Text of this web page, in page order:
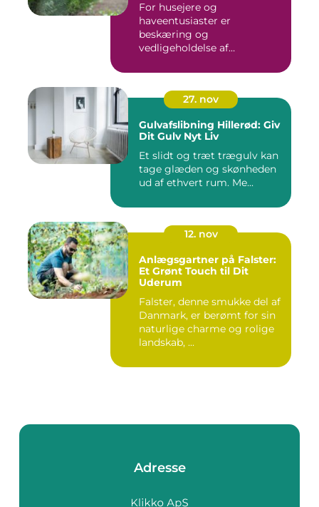
For husejere og
haveentusiaster er
beskæring og
vedligeholdelse af
27. nov
Gulvafslibning Hillerød: Giv
Dit Gulv Nyt Liv
Et slidt og træt trægulv kan
tage glæden og skønheden
ud af ethvert rum. Me...
12. nov
Anlægsgartner på Falster:
Et Grønt Touch til Dit
Uderum
Falster, denne smukke del af
Danmark, er berømt for sin
naturlige charme og rolige
landskab, ...
Adresse